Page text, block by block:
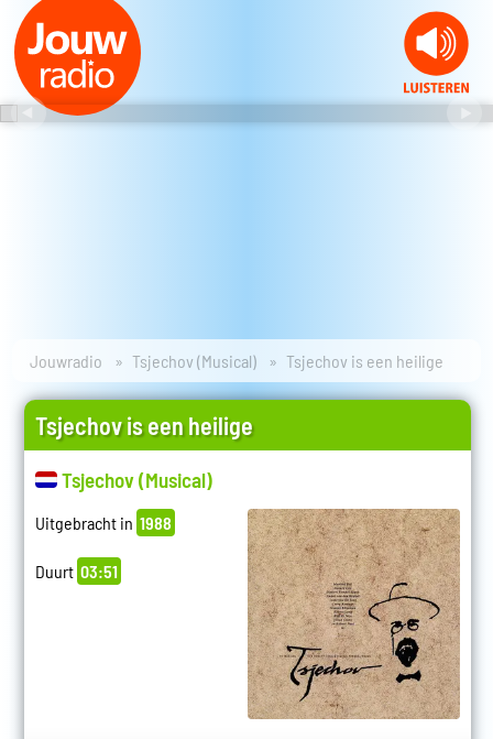
Jouwradio Tsjechov (Musical) Tsjechov is een heilige
Tsjechov is een heilige
Tsjechov (Musical)
Uitgebracht in 1988
Duurt 03:51